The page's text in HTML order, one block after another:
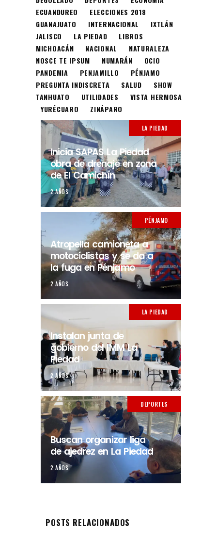
ECUANDUREO
ELECCIONES 2018
GUANAJUATO
INTERNACIONAL
IXTLÁN
JALISCO
LA PIEDAD
LIBROS
MICHOACÁN
NACIONAL
NATURALEZA
NOSCE TE IPSUM
NUMARÁN
OCIO
PANDEMIA
PENJAMILLO
PÉNJAMO
PREGUNTA INDISCRETA
SALUD
SHOW
TANHUATO
UTILIDADES
VISTA HERMOSA
YURÉCUARO
ZINÁPARO
LA PIEDAD
Inicia SAPAS La Piedad
obra de drenaje en zona
de El Camichín
2 AÑOS.
PÉNJAMO
Atropella camioneta a
motociclistas y se da a
la fuga en Pénjamo
2 AÑOS.
LA PIEDAD
Instalan junta de
gobierno del IMM La
Piedad
2 AÑOS.
DEPORTES
Buscan organizar liga
de ajedrez en La Piedad
2 AÑOS.
POSTS RELACIONADOS